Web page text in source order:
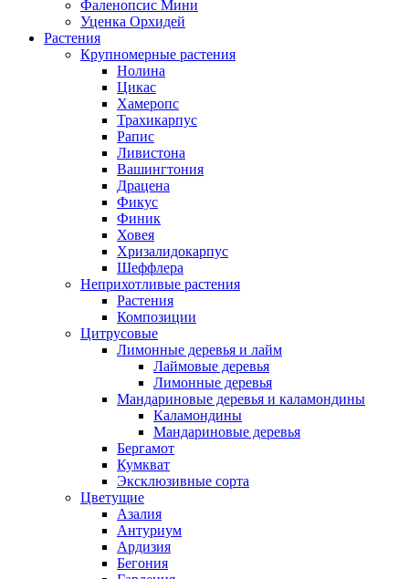
Фаленопсис Мини
Уценка Орхидей
Растения
Крупномерные растения
Нолина
Цикас
Хамеропс
Трахикарпус
Рапис
Ливистона
Вашингтония
Драцена
Фикус
Финик
Ховея
Хризалидокарпус
Шеффлера
Неприхотливые растения
Растения
Композиции
Цитрусовые
Лимонные деревья и лайм
Лаймовые деревья
Лимонные деревья
Мандариновые деревья и каламондины
Каламондины
Мандариновые деревья
Бергамот
Кумкват
Эксклюзивные сорта
Цветущие
Азалия
Антуриум
Ардизия
Бегония